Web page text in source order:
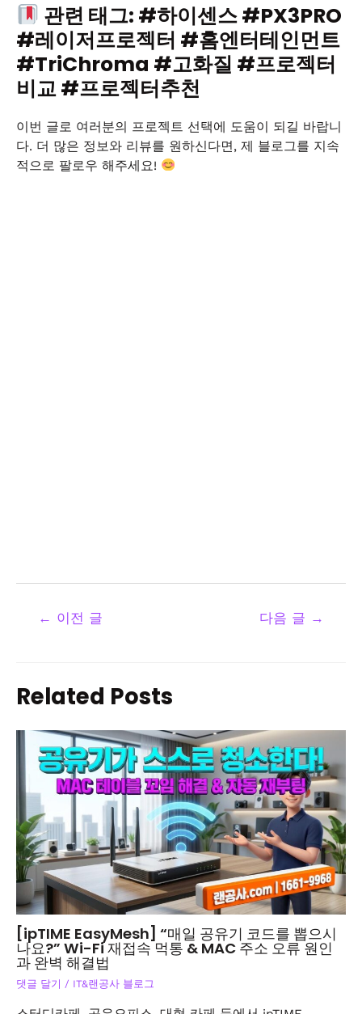
관련 태그: #하이센스 #PX3PRO
#레이저프로젝터 #홈엔터테인먼트
#TriChroma #고화질 #프로젝터
비교 #프로젝터추천
이번 글로 여러분의 프로젝트 선택에 도움이 되길 바랍니
다. 더 많은 정보와 리뷰를 원하신다면, 제 블로그를 지속
적으로 팔로우 해주세요!
← 이전 글 다음 글 →
Related Posts
[ipTIME EasyMesh] “매일 공유기 코드를 뽑으시
나요?” Wi-Fi 재접속 먹통 & MAC 주소 오류 원인
과 완벽 해결법
댓글 달기 / IT&랜공사 블로그